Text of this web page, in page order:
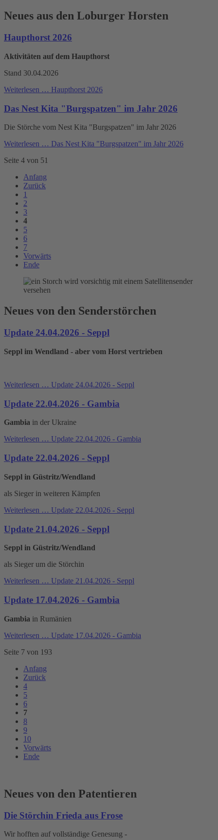
Neues aus den Loburger Horsten
Haupthorst 2026
Aktivitäten auf dem Haupthorst
Stand 30.04.2026
Weiterlesen … Haupthorst 2026
Das Nest Kita "Burgspatzen" im Jahr 2026
Die Störche vom Nest Kita "Burgspatzen" im Jahr 2026
Weiterlesen … Das Nest Kita "Burgspatzen" im Jahr 2026
Seite 4 von 51
Anfang
Zurück
1
2
3
4
5
6
7
Vorwärts
Ende
Neues von den Senderstörchen
Update 24.04.2026 - Seppl
Seppl im Wendland - aber vom Horst vertrieben
Weiterlesen … Update 24.04.2026 - Seppl
Update 22.04.2026 - Gambia
Gambia in der Ukraine
Weiterlesen … Update 22.04.2026 - Gambia
Update 22.04.2026 - Seppl
Seppl in Güstritz/Wendland
als Sieger in weiteren Kämpfen
Weiterlesen … Update 22.04.2026 - Seppl
Update 21.04.2026 - Seppl
Seppl in Güstritz/Wendland
als Sieger um die Störchin
Weiterlesen … Update 21.04.2026 - Seppl
Update 17.04.2026 - Gambia
Gambia in Rumänien
Weiterlesen … Update 17.04.2026 - Gambia
Seite 7 von 193
Anfang
Zurück
4
5
6
7
8
9
10
Vorwärts
Ende
Neues von den Patentieren
Die Störchin Frieda aus Frose
Wir hofften auf vollständige Genesung -